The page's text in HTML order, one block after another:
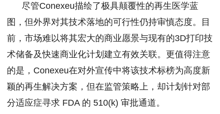
尽管Conexeu描绘了极具颠覆性的再生医学蓝
图，但外界对其技术落地的可行性仍持审慎态度。目
前，市场难以将其宏大的商业愿景与现有的3D打印技
术储备及快速商业化计划建立有效关联。更值得注意
的是，Conexeu在对外宣传中将该技术标榜为高度新
颖的再生解决方案，但在监管策略上，却计划针对部
分适应症寻求 FDA 的 510(k) 审批通道。